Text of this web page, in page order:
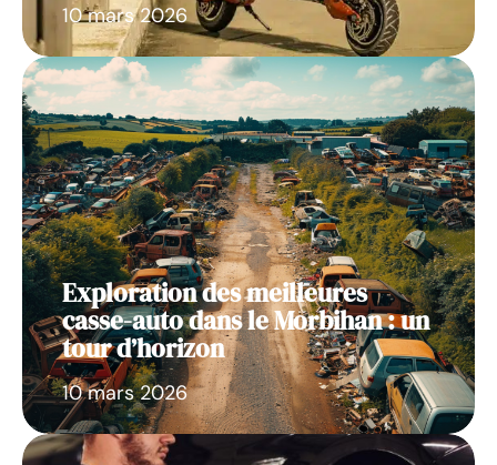
10 mars 2026
Exploration des meilleures
casse-auto dans le Morbihan : un
tour d’horizon
10 mars 2026